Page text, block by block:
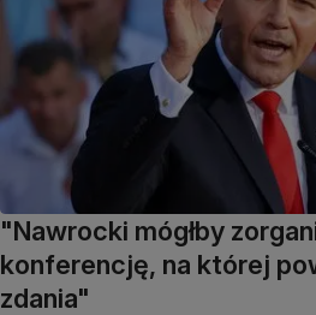
"Nawrocki mógłby
konferencję, na której
zdania"